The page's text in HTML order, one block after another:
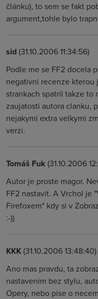
článku), to sem se fakt
argument,tohle bylo
sid(31.10.2006 11:34:56)
Podle me se FF2 docela
negativni recenze kterou
strankach spatril takze
zaujatosti autora clanku,
nejakymi extra velkymi
verzi.
Tomáš Fuk (31.10.2006
Autor je proste magor.
FF2 nastavit. A Vrchol je
Firefoxem" kdy si v
:-))
KKK(31.10.2006 13:48:40)
Ano mas pravdu, ta
nastavenim bez stylu,
Opery, nebo pise o